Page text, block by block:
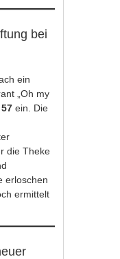
bei
ein
„Oh my
ein. Die
die Theke
erloschen
ermittelt